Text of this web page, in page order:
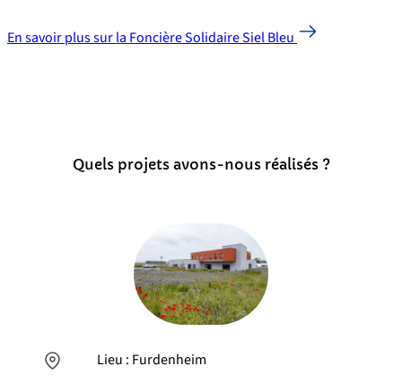
En savoir plus sur la Foncière Solidaire Siel Bleu
Quels projets avons-nous réalisés ?
Lieu : Furdenheim